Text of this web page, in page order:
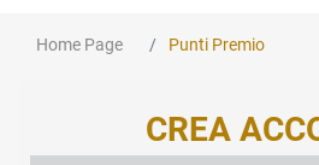
Home Page Punti Premio
CREA